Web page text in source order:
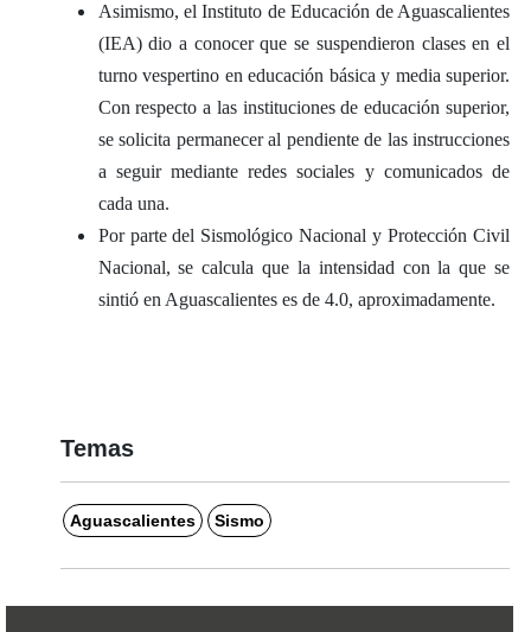
Asimismo, el Instituto de Educación de Aguascalientes
(IEA) dio a conocer que se suspendieron clases en el
turno vespertino en educación básica y media superior.
Con respecto a las instituciones de educación superior,
se solicita permanecer al pendiente de las instrucciones
a seguir mediante redes sociales y comunicados de
cada una.
Por parte del Sismológico Nacional y Protección Civil
Nacional, se calcula que la intensidad con la que se
sintió en Aguascalientes es de 4.0, aproximadamente.
Temas
Aguascalientes Sismo